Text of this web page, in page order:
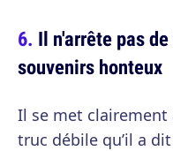
Il n'arrête pas
souvenirs honteux
Il se met clairement
truc débile qu’il a